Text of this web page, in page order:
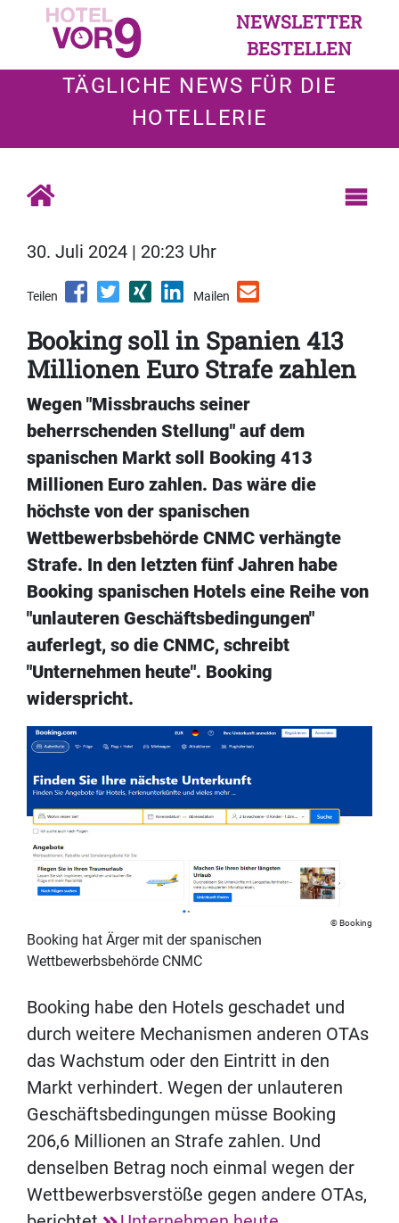
NEWSLETTER
BESTELLEN
TÄGLICHE NEWS FÜR DIE
HOTELLERIE
30. Juli 2024 | 20:23 Uhr
Teilen Mailen
Booking soll in Spanien 413
Millionen Euro Strafe zahlen
Wegen "Missbrauchs seiner
beherrschenden Stellung" auf dem
spanischen Markt soll Booking 413
Millionen Euro zahlen. Das wäre die
höchste von der spanischen
Wettbewerbsbehörde CNMC verhängte
Strafe. In den letzten fünf Jahren habe
Booking spanischen Hotels eine Reihe von
"unlauteren Geschäftsbedingungen"
auferlegt, so die CNMC, schreibt
"Unternehmen heute". Booking
widerspricht.
Booking
Booking hat Ärger mit der spanischen
Wettbewerbsbehörde CNMC
Booking habe den Hotels geschadet und
durch weitere Mechanismen anderen OTAs
das Wachstum oder den Eintritt in den
Markt verhindert. Wegen der unlauteren
Geschäftsbedingungen müsse Booking
206,6 Millionen an Strafe zahlen. Und
denselben Betrag noch einmal wegen der
Wettbewerbsverstöße gegen andere OTAs,